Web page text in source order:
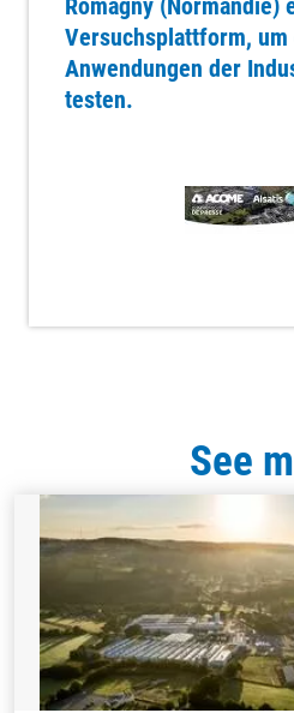
Romagny (Normandie)
Versuchsplattform, um
Anwendungen der
testen.
See